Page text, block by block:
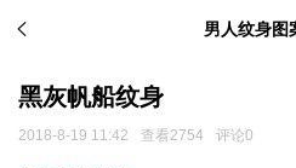
男人纹身图
黑灰帆船纹身
2018-8-19 11:42 查看2754 评论0